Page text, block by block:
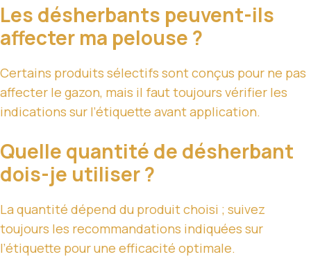
Les désherbants peuvent-ils
affecter ma pelouse ?
Certains produits sélectifs sont conçus pour ne pas
affecter le gazon, mais il faut toujours vérifier les
indications sur l’étiquette avant application.
Quelle quantité de désherbant
dois-je utiliser ?
La quantité dépend du produit choisi ; suivez
toujours les recommandations indiquées sur
l’étiquette pour une efficacité optimale.